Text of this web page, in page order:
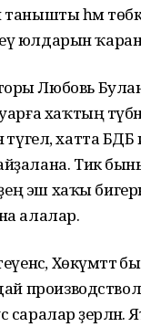
танышты һәм
итеү юлдарын
Любовь
хаҡтың
түгел, хатта БДБ
Тик
эш хаҡы
алалар.
Хөкүмәттә
саралар